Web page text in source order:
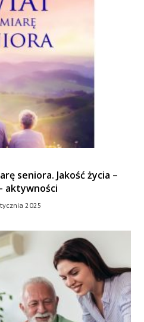
seniora. Jakość życia –
aktywności
2025